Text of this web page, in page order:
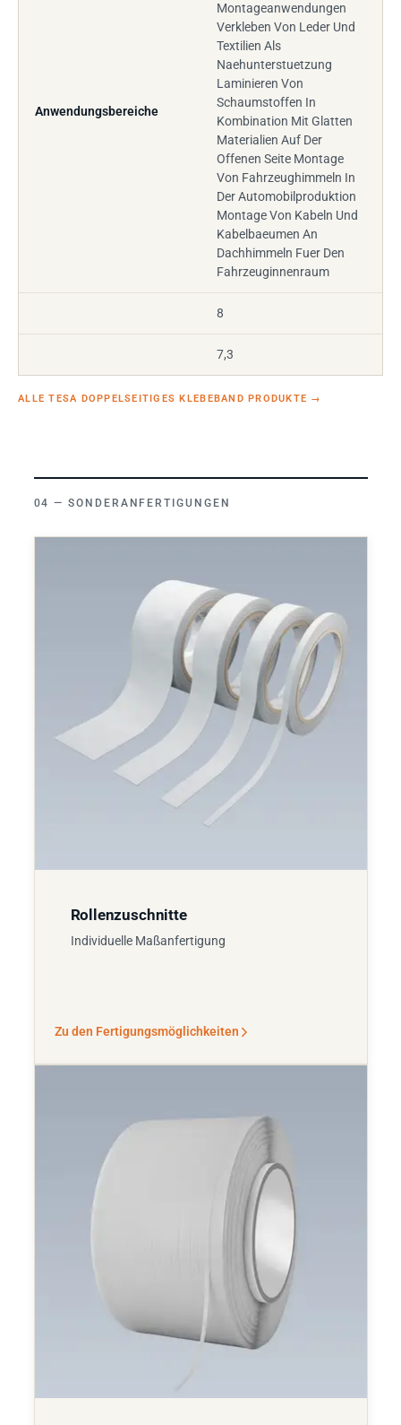
Anwendungsbereiche
Montageanwendungen
Verkleben Von Leder Und
Textilien Als
Naehunterstuetzung
Laminieren Von
Schaumstoffen In
Kombination Mit Glatten
Materialien Auf Der
Offenen Seite Montage
Von Fahrzeughimmeln In
Der Automobilproduktion
Montage Von Kabeln Und
Kabelbaeumen An
Dachhimmeln Fuer Den
Fahrzeuginnenraum
8
7,3
ALLE TESA DOPPELSEITIGES KLEBEBAND PRODUKTE →
SONDERANFERTIGUNGEN
Rollenzuschnitte
Individuelle Maßanfertigung
Zu den Fertigungsmöglichkeiten